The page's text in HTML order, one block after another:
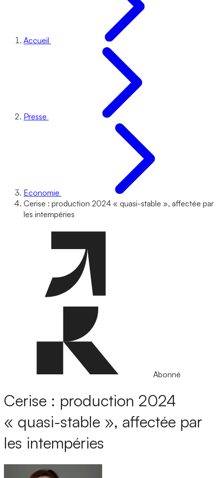
Accueil
Presse
Economie
Cerise : production 2024 « quasi-stable », affectée par
les intempéries
Abonné
Cerise : production 2024
« quasi-stable », affectée par
les intempéries